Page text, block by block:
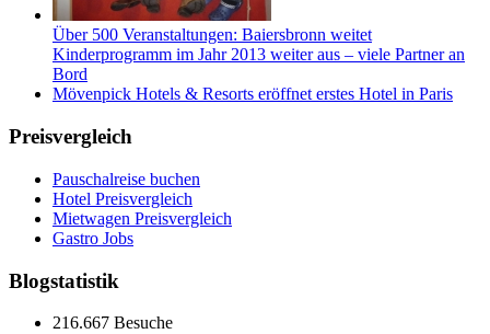
Über 500 Veranstaltungen: Baiersbronn weitet
Kinderprogramm im Jahr 2013 weiter aus – viele Partner an
Bord
Mövenpick Hotels & Resorts eröffnet erstes Hotel in Paris
Preisvergleich
Pauschalreise buchen
Hotel Preisvergleich
Mietwagen Preisvergleich
Gastro Jobs
Blogstatistik
216.667 Besuche